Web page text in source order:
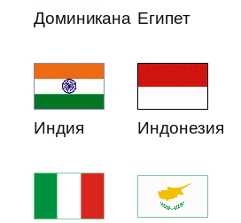
Доминикана Египет
Индия Индонезия